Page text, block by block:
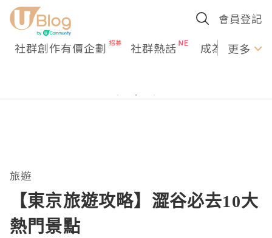
會員登記
社群創作有價企劃 社群熱話 成為U更多
旅遊
【東京旅遊攻略】澀谷必去10大
熱門景點